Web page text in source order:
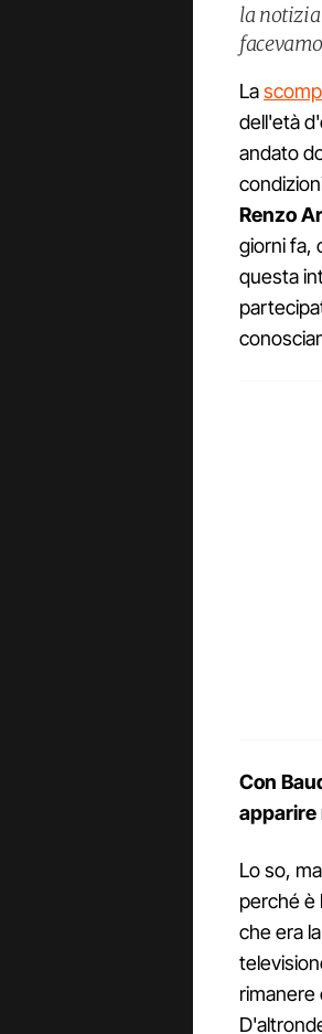
la
La
dell'età
andato
Renzo
giorni fa,
questa
Con
apparire
Lo so,
perché è
che era
rimanere